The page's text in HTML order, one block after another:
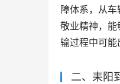
障体系，从
敬业精神，
输过程中可能
二、耒阳